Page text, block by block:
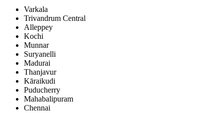
Varkala
Trivandrum Central
Alleppey
Kochi
Munnar
Suryanelli
Madurai
Thanjavur
Kāraikudi
Puducherry
Mahabalipuram
Chennai